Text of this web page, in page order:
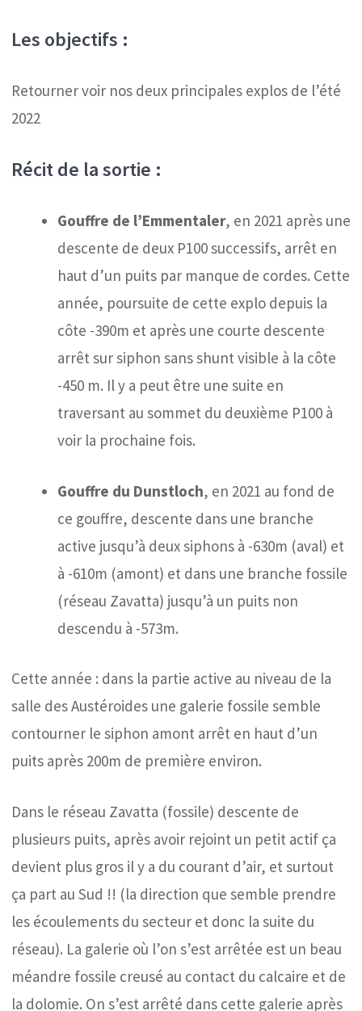
Les objectifs :
Retourner voir nos deux principales explos de l’été
2022
Récit de la sortie :
Gouffre de l’Emmentaler, en 2021 après une
descente de deux P100 successifs, arrêt en
haut d’un puits par manque de cordes. Cette
année, poursuite de cette explo depuis la
côte -390m et après une courte descente
arrêt sur siphon sans shunt visible à la côte
-450 m. Il y a peut être une suite en
traversant au sommet du deuxième P100 à
voir la prochaine fois.
Gouffre du Dunstloch, en 2021 au fond de
ce gouffre, descente dans une branche
active jusqu’à deux siphons à -630m (aval) et
à -610m (amont) et dans une branche fossile
(réseau Zavatta) jusqu’à un puits non
descendu à -573m.
Cette année : dans la partie active au niveau de la
salle des Austéroides une galerie fossile semble
contourner le siphon amont arrêt en haut d’un
puits après 200m de première environ.
Dans le réseau Zavatta (fossile) descente de
plusieurs puits, après avoir rejoint un petit actif ça
devient plus gros il y a du courant d’air, et surtout
ça part au Sud !! (la direction que semble prendre
les écoulements du secteur et donc la suite du
réseau). La galerie où l’on s’est arrêtée est un beau
méandre fossile creusé au contact du calcaire et de
la dolomie. On s’est arrêté dans cette galerie après